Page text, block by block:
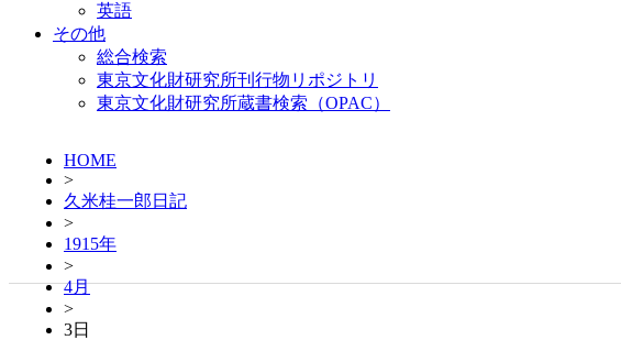
英語
その他
総合検索
東京文化財研究所刊行物リポジトリ
東京文化財研究所蔵書検索（OPAC）
HOME
>
久米桂一郎日記
>
1915年
>
4月
>
3日